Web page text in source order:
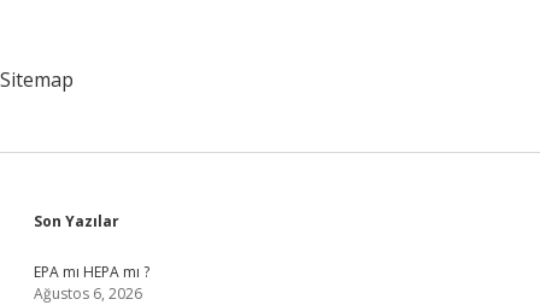
Sitemap
Sidebar
Son Yazılar
EPA mı HEPA mı ?
Ağustos 6, 2026